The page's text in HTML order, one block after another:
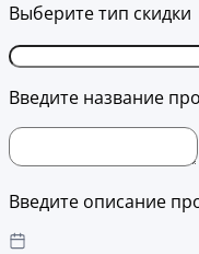
Выберите тип скидки
Введите название
Введите описание